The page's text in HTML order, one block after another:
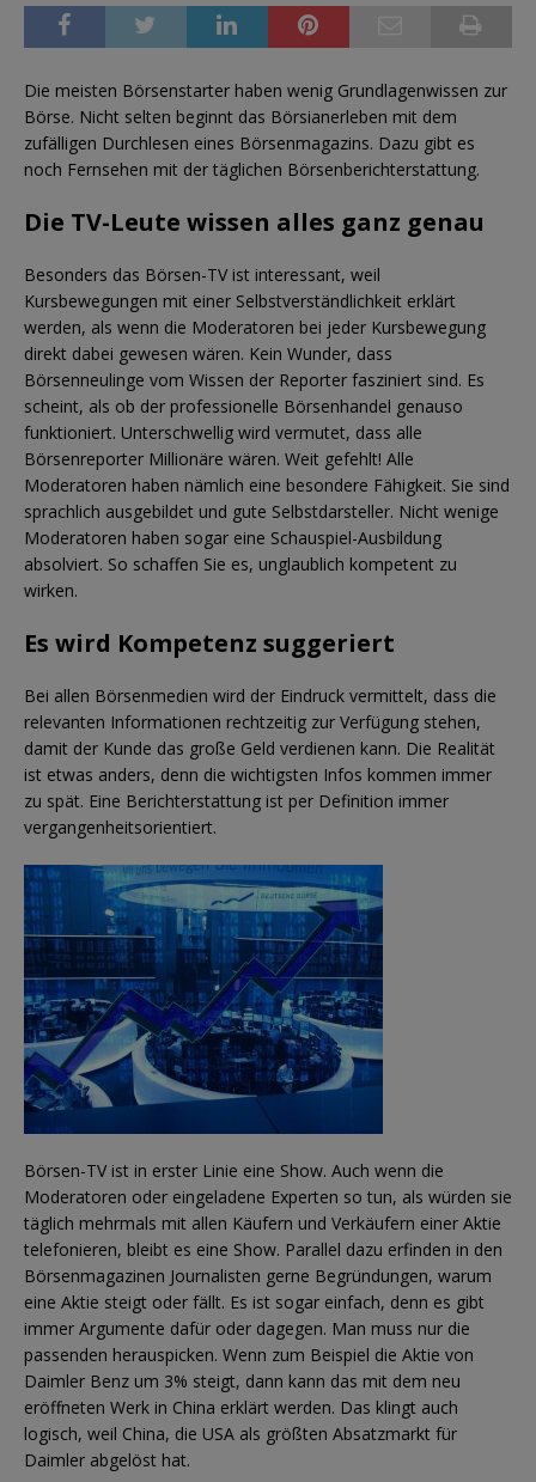
Die meisten Börsenstarter haben wenig Grundlagenwissen zur
Börse. Nicht selten beginnt das Börsianerleben mit dem
zufälligen Durchlesen eines Börsenmagazins. Dazu gibt es
noch Fernsehen mit der täglichen Börsenberichterstattung.
Die TV-Leute wissen alles ganz genau
Besonders das Börsen-TV ist interessant, weil
Kursbewegungen mit einer Selbstverständlichkeit erklärt
werden, als wenn die Moderatoren bei jeder Kursbewegung
direkt dabei gewesen wären. Kein Wunder, dass
Börsenneulinge vom Wissen der Reporter fasziniert sind. Es
scheint, als ob der professionelle Börsenhandel genauso
funktioniert. Unterschwellig wird vermutet, dass alle
Börsenreporter Millionäre wären. Weit gefehlt! Alle
Moderatoren haben nämlich eine besondere Fähigkeit. Sie sind
sprachlich ausgebildet und gute Selbstdarsteller. Nicht wenige
Moderatoren haben sogar eine Schauspiel-Ausbildung
absolviert. So schaffen Sie es, unglaublich kompetent zu
wirken.
Es wird Kompetenz suggeriert
Bei allen Börsenmedien wird der Eindruck vermittelt, dass die
relevanten Informationen rechtzeitig zur Verfügung stehen,
damit der Kunde das große Geld verdienen kann. Die Realität
ist etwas anders, denn die wichtigsten Infos kommen immer
zu spät. Eine Berichterstattung ist per Definition immer
vergangenheitsorientiert.
Börsen-TV ist in erster Linie eine Show. Auch wenn die
Moderatoren oder eingeladene Experten so tun, als würden sie
täglich mehrmals mit allen Käufern und Verkäufern einer Aktie
telefonieren, bleibt es eine Show. Parallel dazu erfinden in den
Börsenmagazinen Journalisten gerne Begründungen, warum
eine Aktie steigt oder fällt. Es ist sogar einfach, denn es gibt
immer Argumente dafür oder dagegen. Man muss nur die
passenden herauspicken. Wenn zum Beispiel die Aktie von
Daimler Benz um 3% steigt, dann kann das mit dem neu
eröffneten Werk in China erklärt werden. Das klingt auch
logisch, weil China, die USA als größten Absatzmarkt für
Daimler abgelöst hat.